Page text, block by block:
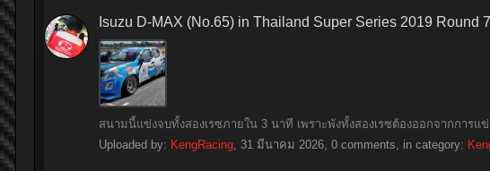
Isuzu D-MAX (No.65) in Thailand Super Series 2019 Round
สนามนี้แข่งจบทั้งสองเรซภายใน 3 นาที เพราะพังทั้งสองเรซต้องออกจากการแ
Uploaded by: KengRacing, 31 มีนาคม 2026, 0 comments, in category: